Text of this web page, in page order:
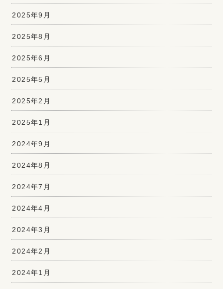
2025年9月
2025年8月
2025年6月
2025年5月
2025年2月
2025年1月
2024年9月
2024年8月
2024年7月
2024年4月
2024年3月
2024年2月
2024年1月